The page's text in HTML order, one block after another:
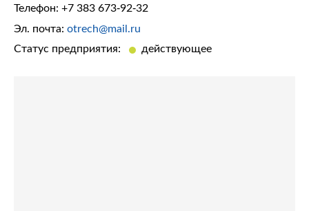
Телефон: +7 383 673-92-32
Эл. почта: otrech@mail.ru
Статус предприятия:
действующее